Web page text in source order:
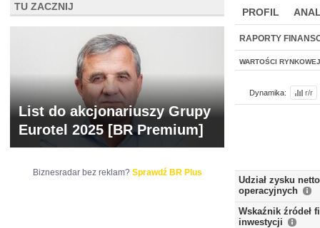
PROFIL
WYCENA BR
RAPORTY
WARTOŚCI RYNKOWEJ
Dynamika: r/r
Udział zysku
operacyjnych
Wskaźnik źródeł
inwestycji
TU ZACZNIJ
List do akcjonariuszy Grupy
Eurotel 2025 [BR Premium]
Biznesradar bez reklam? Sprawdź BR Plus